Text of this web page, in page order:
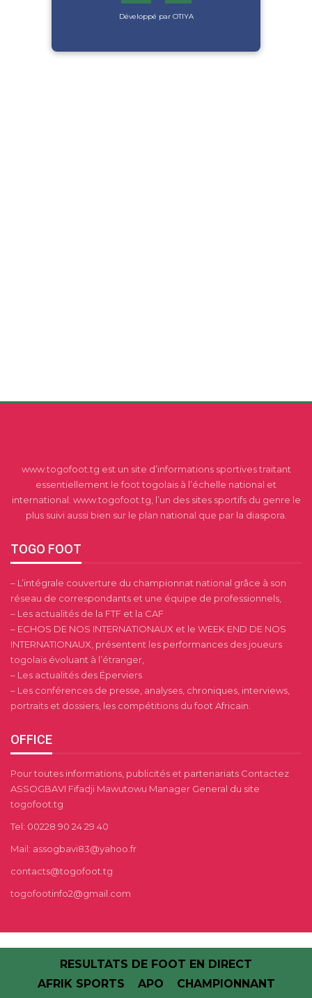
Développé par OTIYA
www.togofoot.tg est un site d’informations sportives traitant
essentiellement le foot togolais à l’échelle national et
international. www.togofoot.tg, l’un des sites sportifs du genre le
plus suivi aussi bien sur le plan national que par la diaspora.
TOGO FOOT
– L’intégrale couverture du championnat national grâce à son
réseau de correspondants et une équipe de professionnels,
– Les actualités de la FTF et la CAF
– ECHOS DE NOS INTERNATIONAUX et le WEEK END DE NOS
INTERNATIONAUX, présentent les performances des joueurs
togolais évoluant à l’étranger,
– Les actualités des Éperviers
– Les conférences de presse, analyses, chroniques, interviews,
portraits et dossiers, les compétitions du foot Africain.
OFFICE
Pour toutes informations, publicités et partenariats Contactez
ASSOGBAVI Fifadji Mawutowu Manager General du site
togofoot.tg
Tel: 00228 90 24 29 40
Mail: assogbavi83@yahoo.fr
contacts@togofoot.tg
togofootinfo2@gmail.com
RESULTATS DE FOOT EN DIRECT
AFRIK SPORTS
APO CHAMPIONNANT